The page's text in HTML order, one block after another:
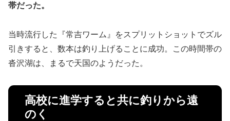
帯だった。
当時流行した『常吉ワーム』をスプリットショットでズル
引きすると、数本は釣り上げることに成功。この時間帯の
沓沢湖は、まるで天国のようだった。
高校に進学すると共に釣りから遠
のく